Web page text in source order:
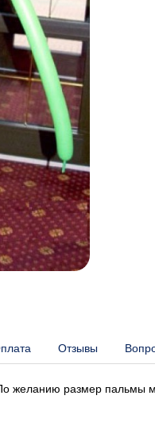
Отзывы
желанию размер пальмы